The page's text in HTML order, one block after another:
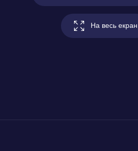
На весь екран